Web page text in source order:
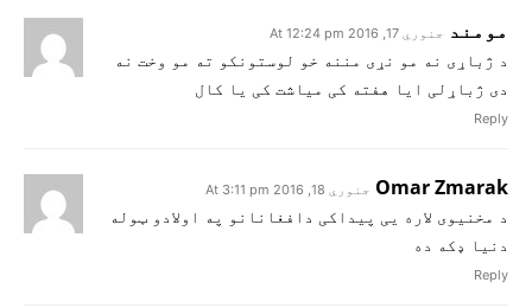
مومند جنوري 17, 2016 At 12:24 pm
د ژباړی نه مو نړی مننه خو لوستونکو ته مو وخت نه
دی ژباړلی ایا هفته کی میاشت کی یا کال
Reply
Omar Zmarak جنوري 18, 2016 At 3:11 pm
د مخنیوی لاره یی پیداکی دافغانانو په اولادو ټوله
دنیا ډکه ده
Reply